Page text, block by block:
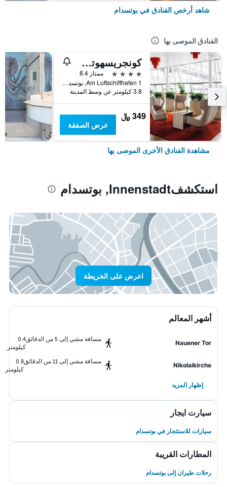
شاهد أرخص الفنادق في بوتسدام
الفنادق الموصى بها
كونجريسهوتل بوتسدام آم تيمبلينر سي
4 نجوم
ممتاز 8.4
Am Luftschiffhafen 1, بوتسدام, براندنبورغ, ألمانيا
3.8 كيلومتر عن وسط المدينة
349 ﷼
عرض الصفقة
مشاهدة الفنادق الأخرى الموصى بها
استكشفInnenstadt, بوتسدام
اعرض على الخريطة
أشهر المعالم
Nauener Tor
مسافة مشي إلى 5 من الدقائق
0.4
كيلومتر
Nikolaikirche
مسافة مشي إلى 11 من الدقائق
0.9
كيلومتر
إظهار المزيد
سيارت ايجار
سيارات للاستئجار في بوتسدام
المطارات القريبة
رحلات طيران إلى بوتسدام